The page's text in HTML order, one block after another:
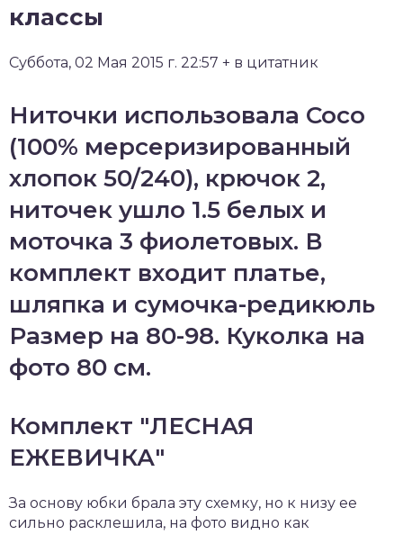
классы
Суббота, 02 Мая 2015 г. 22:57 + в цитатник
Ниточки использовала Coco
(100% мерсеризированный
хлопок 50/240), крючок 2,
ниточек ушло 1.5 белых и
моточка 3 фиолетовых. В
комплект входит платье,
шляпка и сумочка-редикюль
Размер на 80-98. Куколка на
фото 80 см.
Комплект "ЛЕСНАЯ
ЕЖЕВИЧКА"
За основу юбки брала эту схемку, но к низу ее
сильно расклешила, на фото видно как